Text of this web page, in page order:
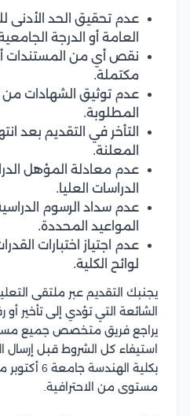
عدم تحقيق الحد الأدنى
العامة أو الدرجة
نقص أي من المستندات أو
مكتملة.
عدم توثيق الشهادات من
المطلوبة.
التأخر في التقديم بعد
المعلنة.
عدم معادلة المؤهل
الدراسات العليا.
عدم سداد الرسوم
المواعيد المحددة.
عدم اجتياز اختبارات
لوائح الكلية.
يجنبك التقديم عبر ملتقى
الشائعة التي تؤدي إلى تأخير
يراجع فريق متخصص جميع
استيفاء كل الشروط قبل إرسال
بكلية
مستوى من الاحترافية.